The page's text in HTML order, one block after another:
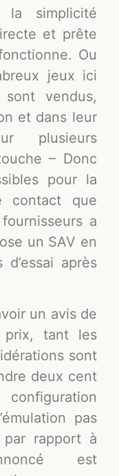
simplicité
et prête
Ou
jeux ici
sont vendus,
et dans leur
plusieurs
– Donc
pour la
contact que
a
un SAV en
après
un avis de
prix, tant les
sont
deux cent
pas
par rapport à
est